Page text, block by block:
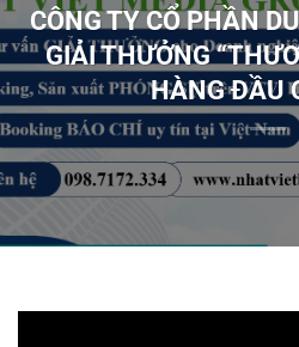
CÔNG TY CỔ PHẦN
GIẢI THƯỞNG
HÀNG ĐẦU